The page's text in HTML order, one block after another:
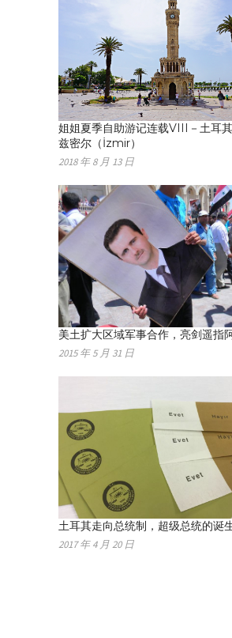
姐姐夏季自助游记连载VIII－土耳
兹密尔（İzmir）
2018 年 8 月 13 日
美土扩大区域军事合作，亮剑遥指
2015 年 5 月 31 日
土耳其走向总统制，超级总统的诞
2017 年 4 月 20 日